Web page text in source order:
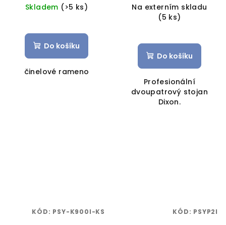
Skladem (>5 ks)
Do košíku
činelové rameno
Na externím skladu
(5 ks)
Do košíku
Profesionální
dvoupatrový stojan
Dixon.
KÓD: PSY-K900I-KS KÓD: PSYP2I